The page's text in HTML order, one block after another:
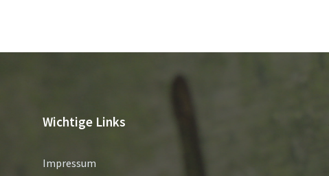
Wichtige Links
Impressum